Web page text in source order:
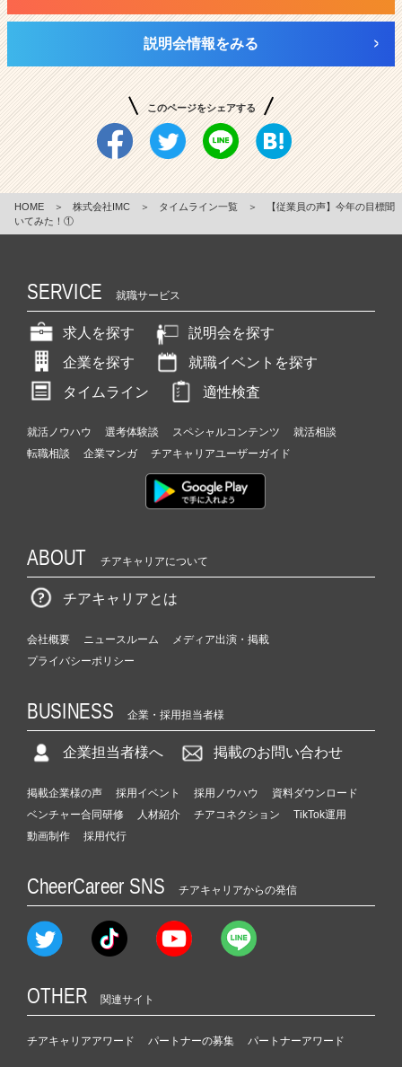
説明会情報をみる
このページをシェアする
HOME ＞ 株式会社IMC ＞ タイムライン一覧 ＞
【従業員の声】今年の目標聞
いてみた！①
SERVICE 就職サービス
求人を探す
説明会を探す
企業を探す
就職イベントを探す
タイムライン
適性検査
就活ノウハウ 選考体験談 スペシャルコンテンツ
就活相談
転職相談
企業マンガ チアキャリアユーザーガイド
ABOUT チアキャリアについて
チアキャリアとは
会社概要 ニュースルーム
メディア出演・掲載
プライバシーポリシー
BUSINESS 企業・採用担当者様
企業担当者様へ 掲載のお問い合わせ
掲載企業様の声 採用イベント 採用ノウハウ
資料ダウンロード
ベンチャー合同研修
人材紹介 チアコネクション
TikTok運用
動画制作
採用代行
CheerCareer SNS チアキャリアからの発信
OTHER 関連サイト
チアキャリアアワード パートナーの募集 パートナーアワード